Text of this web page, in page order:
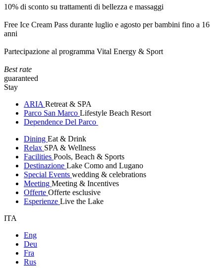
10% di sconto su trattamenti di bellezza e massaggi
Free Ice Cream Pass durante luglio e agosto per bambini fino a 16
anni
Partecipazione al programma Vital Energy & Sport
Best rate
guaranteed
Stay
ARIA Retreat & SPA
Parco San Marco Lifestyle Beach Resort
Dependence Del Parco
Dining Eat & Drink
Relax SPA & Wellness
Facilities Pools, Beach & Sports
Destinazione Lake Como and Lugano
Special Events wedding & celebrations
Meeting Meeting & Incentives
Offerte Offerte esclusive
Esperienze Live the Lake
ITA
Eng
Deu
Fra
Rus